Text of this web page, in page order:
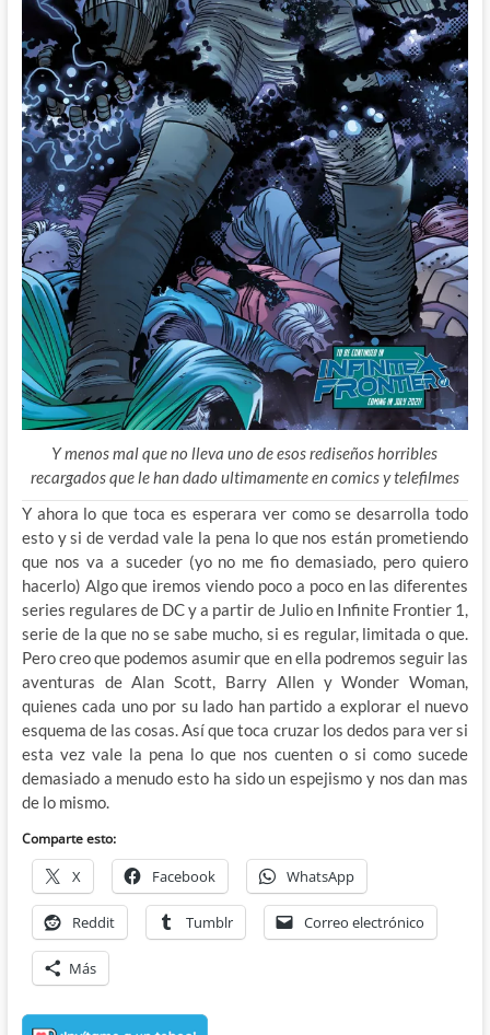
Y menos mal que no lleva uno de esos rediseños horribles
recargados que le han dado ultimamente en comics y telefilmes
Y ahora lo que toca es esperara ver como se desarrolla todo
esto y si de verdad vale la pena lo que nos están prometiendo
que nos va a suceder (yo no me fio demasiado, pero quiero
hacerlo) Algo que iremos viendo poco a poco en las diferentes
series regulares de DC y a partir de Julio en Infinite Frontier 1,
serie de la que no se sabe mucho, si es regular, limitada o que.
Pero creo que podemos asumir que en ella podremos seguir las
aventuras de Alan Scott, Barry Allen y Wonder Woman,
quienes cada uno por su lado han partido a explorar el nuevo
esquema de las cosas. Así que toca cruzar los dedos para ver si
esta vez vale la pena lo que nos cuenten o si como sucede
demasiado a menudo esto ha sido un espejismo y nos dan mas
de lo mismo.
Comparte esto:
X Facebook WhatsApp
Reddit Tumblr Correo electrónico
Más